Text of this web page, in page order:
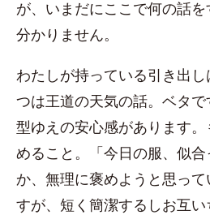
が、いまだにここで何の話
分かりません。
わたしが持っている引き出
つは王道の天気の話。ベタ
型ゆえの安心感があります
めること。「今日の服、似合
か、無理に褒めようと思っ
すが、短く簡潔するしお互